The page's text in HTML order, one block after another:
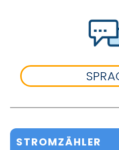
STROMZÄHLER